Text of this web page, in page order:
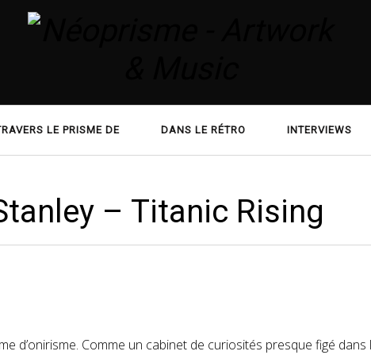
LE PRISME DE DANS LE RÉTRO INTERVIEWS
– Titanic Rising
d’onirisme. Comme un cabinet de curiosités presque figé dans